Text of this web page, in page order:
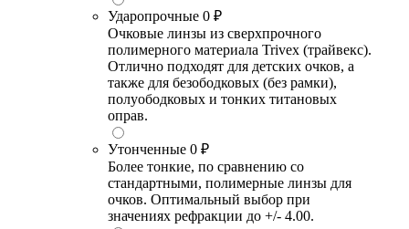
Ударопрочные 0 ₽
Очковые линзы из сверхпрочного
полимерного материала Trivex (трайвекс).
Отлично подходят для детских очков, а
также для безободковых (без рамки),
полуободковых и тонких титановых
оправ.
Утонченные 0 ₽
Более тонкие, по сравнению со
стандартными, полимерные линзы для
очков. Оптимальный выбор при
значениях рефракции до +/- 4.00.